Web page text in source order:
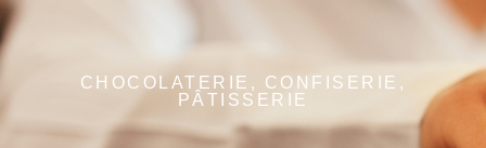
CHOCOLATERIE, CONFISERIE,
PÂTISSERIE